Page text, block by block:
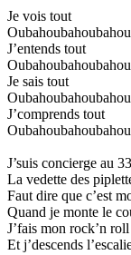
Je vois tout
Oubahoubahoubahou
J’entends tout
Oubahoubahoubahou
Je sais tout
Oubahoubahoubahou
J’comprends tout
Oubahoubahoubahou
J’suis concierge au
La vedette des
Faut dire que c’est
Quand je monte le
J’fais mon rock’n roll
Et j’descends